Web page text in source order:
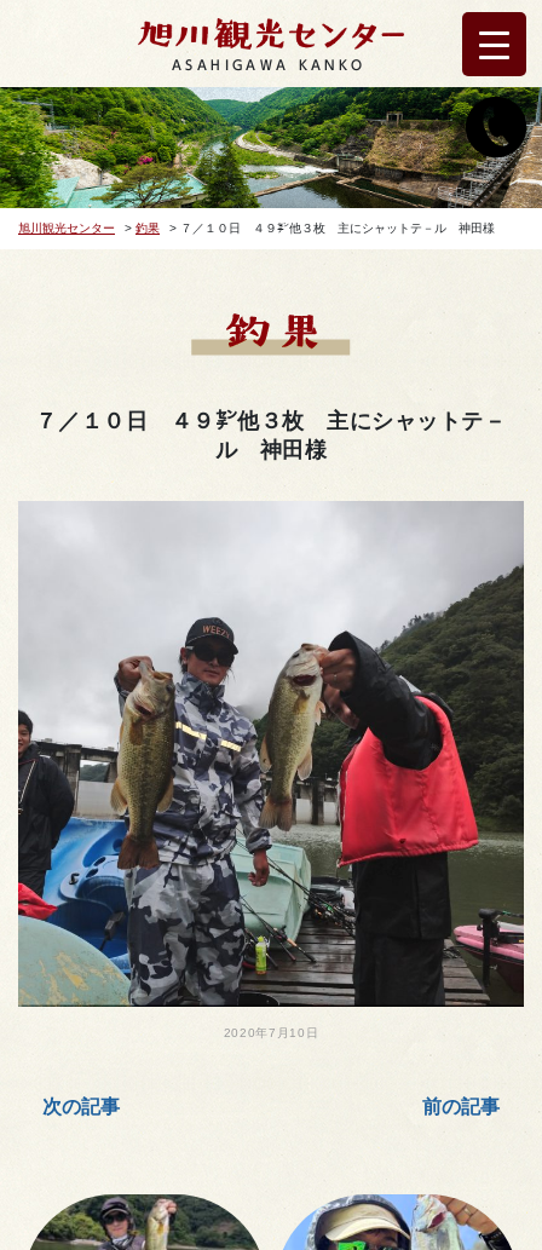
ASAHIGAWA KANKO
旭川観光センター > 釣果 > ７／１０日 ４９㌢他３枚 主にシャットテ－ル 神田様
７／１０日 ４９㌢他３枚 主にシャットテ－
ル 神田様
2020年7月10日
次の記事 前の記事